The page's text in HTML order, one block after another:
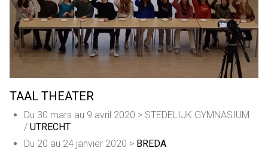
TAAL THEATER
Du 30 mars au 9 avril 2020 > STEDELIJK GYMNASIUM
/ UTRECHT
Du 20 au 24 janvier 2020 > BREDA